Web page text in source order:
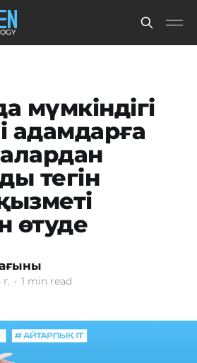
мүмкіндігі
адамдарға
тегін
өтуде
• 1 min read